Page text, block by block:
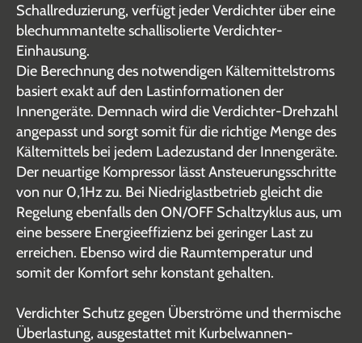
Schallreduzierung, verfügt jeder Verdichter über eine
blechummantelte schallisolierte Verdichter-
Einhausung.
Die Berechnung des notwendigen Kältemittelstroms
basiert exakt auf den Lastinformationen der
Innengeräte. Demnach wird die Verdichter-Drehzahl
angepasst und sorgt somit für die richtige Menge des
Kältemittels bei jedem Ladezustand der Innengeräte.
Der neuartige Kompressor lässt Ansteuerungsschritte
von nur 0,1Hz zu. Bei Niedriglastbetrieb gleicht die
Regelung ebenfalls den ON/OFF Schaltzyklus aus, um
eine bessere Energieeffizienz bei geringer Last zu
erreichen. Ebenso wird die Raumtemperatur und
somit der Komfort sehr konstant gehalten.
Verdichter Schutz gegen Überströme und thermische
Überlastung, ausgestattet mit Kurbelwannen-